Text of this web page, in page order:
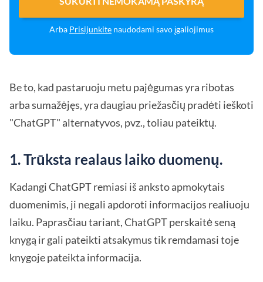
Arba Prisijunkite naudodami savo įgaliojimus
Be to, kad pastaruoju metu pajėgumas yra ribotas
arba sumažėjęs, yra daugiau priežasčių pradėti ieškoti
"ChatGPT" alternatyvos, pvz., toliau pateiktų.
1. Trūksta realaus laiko duomenų.
Kadangi ChatGPT remiasi iš anksto apmokytais
duomenimis, ji negali apdoroti informacijos realiuoju
laiku. Paprasčiau tariant, ChatGPT perskaitė seną
knygą ir gali pateikti atsakymus tik remdamasi toje
knygoje pateikta informacija.